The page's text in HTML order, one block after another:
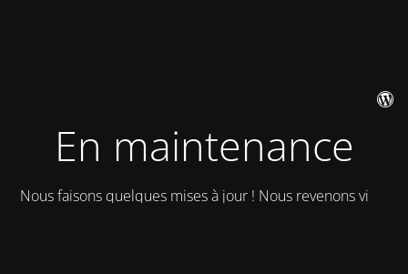
En maintenance
Nous faisons quelques mises à jour ! Nous revenons vite !